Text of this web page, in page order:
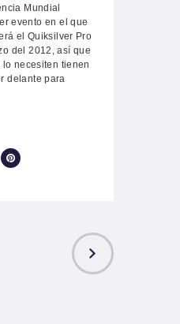
Mundial
evento en el que
el Quiksilver Pro
del 2012, así que
lo necesiten tienen
delante para